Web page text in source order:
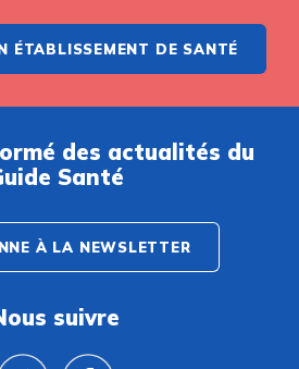
ÉTABLISSEMENT DE SANTÉ
des actualités du
Santé
À LA NEWSLETTER
suivre